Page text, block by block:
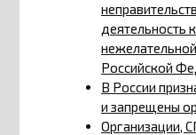
деятельность
Российской
В России
и запрещены
Организации,